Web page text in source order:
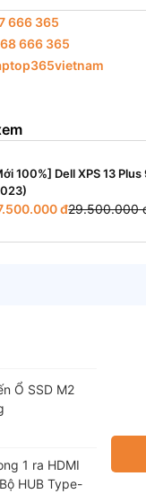
666 365
666 365
100%] Dell XPS 13 Plus
đ29.500.000
Ổ SSD M2
1 ra HDMI
HUB Type-